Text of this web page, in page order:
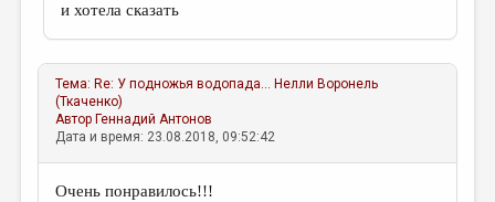
и хотела сказать
Тема: Re: У подножья водопада... Нелли Воронель
(Ткаченко)
Автор Геннадий Антонов
Дата и время: 23.08.2018, 09:52:42
Очень понравилось!!!